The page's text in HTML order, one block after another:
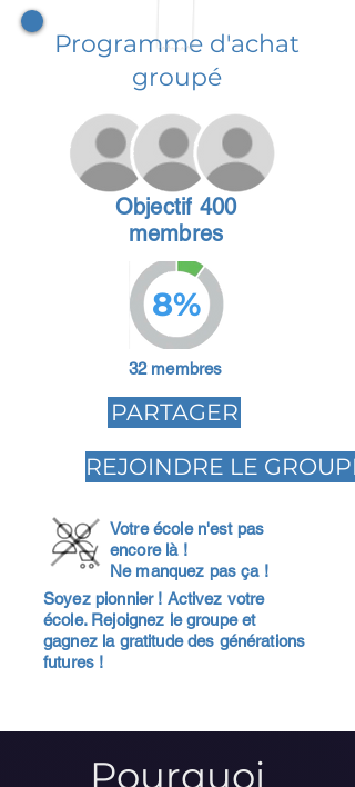
Programme d'achat
groupé
Objectif 400
membres
8%
32 membres
PARTAGER
REJOINDRE LE GROUPE
Votre école n'est pas
encore là !
Ne manquez pas ça !
Soyez pionnier ! Activez votre
école. Rejoignez le groupe et
gagnez la gratitude des générations
futures !
Pourquoi